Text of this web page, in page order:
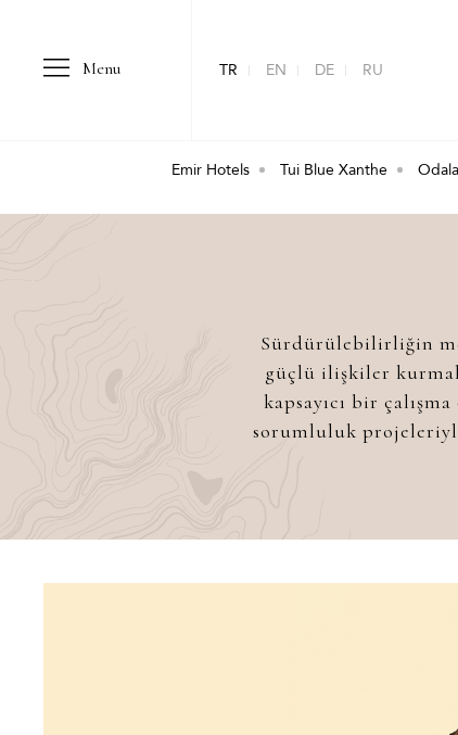
Menu TR EN DE RU
Emir Hotels Tui Blue Xanthe
Sürdürülebilirliğin
güçlü ilişkiler
kapsayıcı bir
sorumluluk